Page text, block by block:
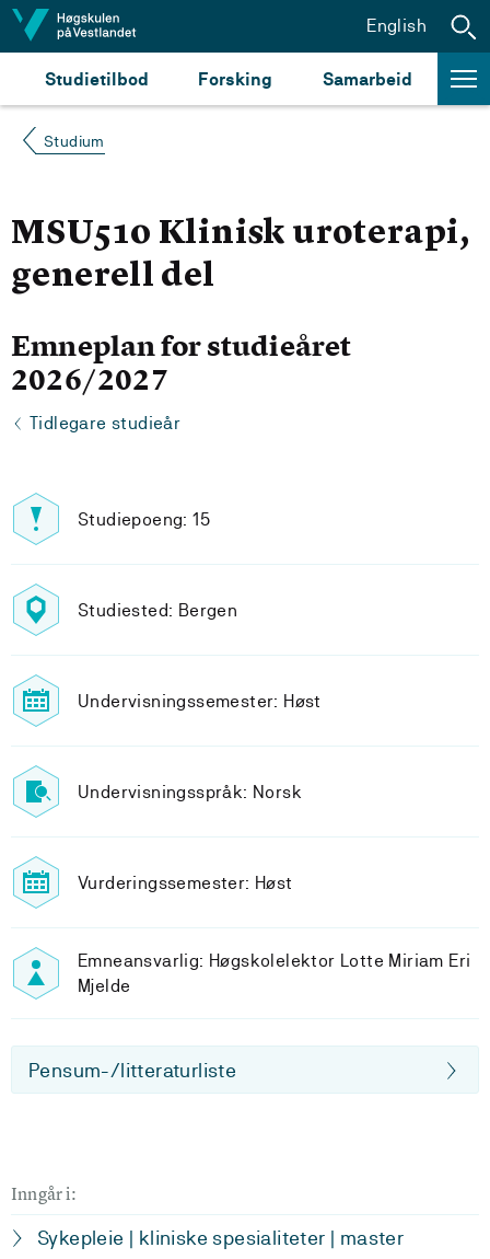
Hopp til innhald
Studietilbod Forsking Samarbeid
English
Studium
MSU510 Klinisk uroterapi,
generell del
Emneplan for studieåret
2026/2027
Tidlegare studieår
Studiepoeng: 15
Studiested: Bergen
Undervisningssemester: Høst
Undervisningsspråk: Norsk
Vurderingssemester: Høst
Emneansvarlig: Høgskolelektor Lotte Miriam Eri
Mjelde
Pensum-/litteraturliste
Inngår i:
Sykepleie | kliniske spesialiteter | master